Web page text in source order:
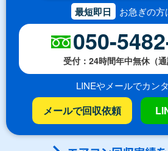
最短即日 お急ぎの方
050-
受付：24時間年中無休（通
LINEやメールでカン
メールで回収依頼